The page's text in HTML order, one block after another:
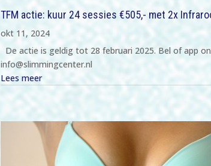
TFM actie: kuur 24 sessies €505,- met 2x
okt 11, 2024
De actie is geldig tot 28 februari 2025. Bel of app
info@slimmingcenter.nl
Lees meer